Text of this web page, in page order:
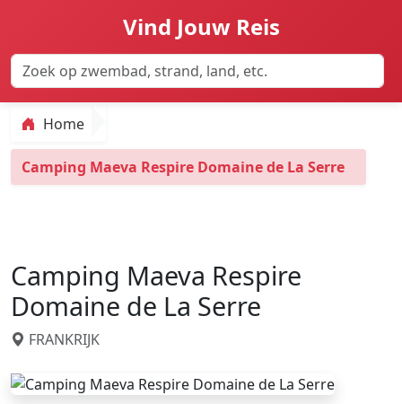
Vind Jouw Reis
Home
Camping Maeva Respire Domaine de La Serre
Camping Maeva Respire
Domaine de La Serre
FRANKRIJK